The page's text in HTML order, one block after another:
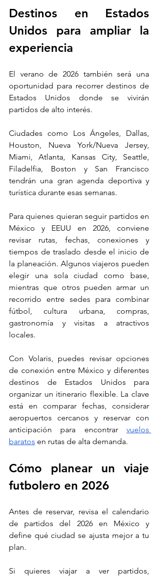
Destinos en Estados
Unidos para ampliar la
experiencia
El verano de 2026 también será una
oportunidad para recorrer destinos de
Estados Unidos donde se vivirán
partidos de alto interés.
Ciudades como Los Ángeles, Dallas,
Houston, Nueva York/Nueva Jersey,
Miami, Atlanta, Kansas City, Seattle,
Filadelfia, Boston y San Francisco
tendrán una gran agenda deportiva y
turística durante esas semanas.
Para quienes quieran seguir partidos en
México y EEUU en 2026, conviene
revisar rutas, fechas, conexiones y
tiempos de traslado desde el inicio de
la planeación. Algunos viajeros pueden
elegir una sola ciudad como base,
mientras que otros pueden armar un
recorrido entre sedes para combinar
fútbol, cultura urbana, compras,
gastronomía y visitas a atractivos
locales.
Con Volaris, puedes revisar opciones
de conexión entre México y diferentes
destinos de Estados Unidos para
organizar un itinerario flexible. La clave
está en comparar fechas, considerar
aeropuertos cercanos y reservar con
anticipación para encontrar vuelos
baratos en rutas de alta demanda.
Cómo planear un viaje
futbolero en 2026
Antes de reservar, revisa el calendario
de partidos del 2026 en México y
define qué ciudad se ajusta mejor a tu
plan.
Si quieres viajar a ver partidos,